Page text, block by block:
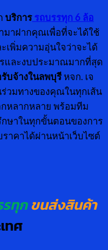
บริการ รถบรรทุก 6 ล้อ
มาฝากคุณเพื่อที่จะได้ใช้
เพิ่มความอุ่นใจว่าจะได้
และงบประมาณมากที่สุด
บจ้างในลพบุรี หจก. เจ
วมทางของคุณในทุกเส้น
กหลากหลาย พร้อมทีม
ษาในทุกขั้นตอนของการ
าคาได้ผ่านหน้าเว็บไซต์
ทุกขนส่งสินค้า
ทศ